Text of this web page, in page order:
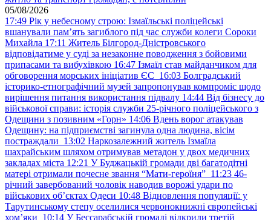
05/08/2026
17:49 Рік у небесному строю: Ізмаїльські поліцейські
вшанували пам’ять загиблого під час служби колеги Сороки
Михайла 17:11 Житель Білгород-Дністровського
відповідатиме у суді за незаконне поводження з бойовими
припасами та вибухівкою 16:47 Ізмаїл став майданчиком для
обговорення морських ініціатив ЄС 16:03 Болградський
історико-етнографічний музей запропонував компроміс щодо
вирішення питання використання підвалу 14:44 Від бізнесу до
військової справи: історія служби 25-річного поліцейського з
Одещини з позивним «Горн» 14:06 Вдень ворог атакував
Одещину: на підприємстві загинула одна людина, вісім
постраждали 13:02 Наркозалежний житель Ізмаїла
шахрайським шляхом отримував метадон у двох медичних
закладах міста 12:21 У Буджацькій громади дві багатодітні
матері отримали почесне звання “Мати-героїня” 11:23 46-
річний завербований чоловік наводив ворожі удари по
військових обʼєктах Одеси 10:48 Відновлення популяції: у
Тарутинському степу оселилися червонокнижні європейські
хом’яки 10:14 У Бессарабській громаді відкрили третій